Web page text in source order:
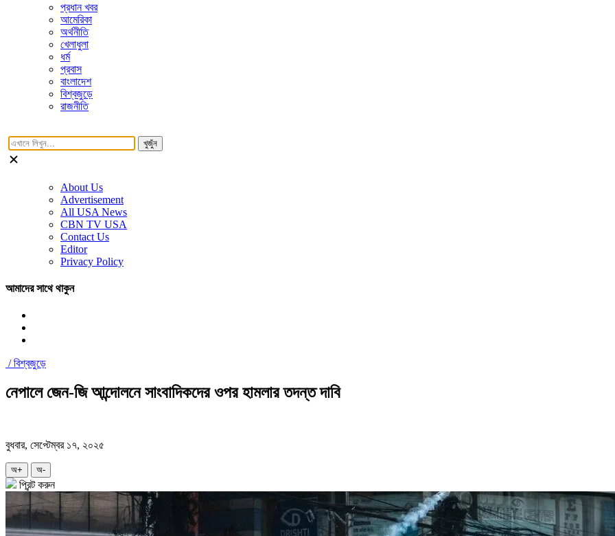
প্রধান খবর
আমেরিকা
অর্থনীতি
খেলাধুলা
ধর্ম
প্রবাস
বাংলাদেশ
বিশ্বজুড়ে
রাজনীতি
খুজুঁন
About Us
Advertisement
All USA News
CBN TV USA
Contact Us
Editor
Privacy Policy
আমাদের সাথে থাকুন
/বিশ্বজুড়ে
নেপালে জেন-জি আন্দোলনে সাংবাদিকদের ওপর হামলার তদন্ত দাবি
বুধবার, সেপ্টেম্বর ১৭, ২০২৫
অ+ অ-
প্রিন্ট করুন